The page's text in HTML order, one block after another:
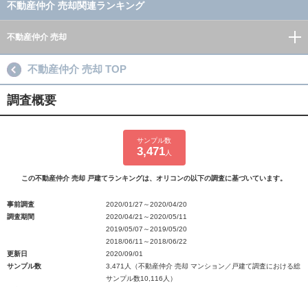
不動産仲介 売却関連ランキング
不動産仲介 売却
不動産仲介 売却 TOP
調査概要
サンプル数
3,471人
この不動産仲介 売却 戸建てランキングは、オリコンの以下の調査に基づいています。
事前調査
2020/01/27～2020/04/20
調査期間
2020/04/21～2020/05/11
2019/05/07～2019/05/20
2018/06/11～2018/06/22
更新日
2020/09/01
サンプル数
3,471人（不動産仲介 売却 マンション／戸建て調査における総
サンプル数10,116人）